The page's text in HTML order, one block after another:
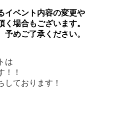
イベント内容の変更や
場合もございます。
めご了承ください。
は
！！
しております！